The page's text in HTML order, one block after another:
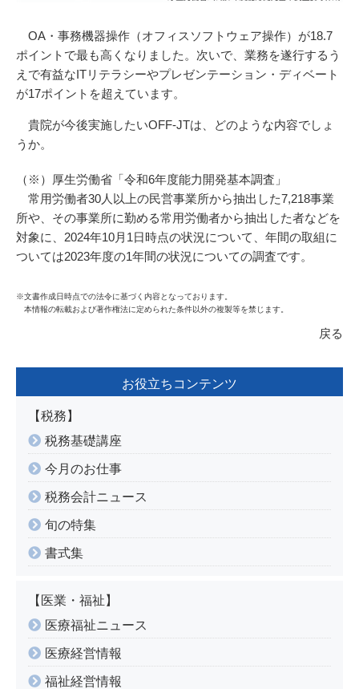
OA・事務機器操作（オフィスソフトウェア操作）が18.7
ポイントで最も高くなりました。次いで、業務を遂行するう
えで有益なITリテラシーやプレゼンテーション・ディベート
が17ポイントを超えています。
貴院が今後実施したいOFF-JTは、どのような内容でしょ
うか。
（※）厚生労働省「令和6年度能力開発基本調査 」
常用労働者30人以上の民営事業所から抽出した7,218事業
所や、その事業所に勤める常用労働者から抽出した者などを
対象に、2024年10月1日時点の状況について、年間の取組に
ついては2023年度の1年間の状況についての調査です。
※文書作成日時点での法令に基づく内容となっております。
本情報の転載および著作権法に定められた条件以外の複製等を禁じます。
戻る
お役立ちコンテンツ
【税務】
税務基礎講座
今月のお仕事
税務会計ニュース
旬の特集
書式集
【医業・福祉】
医療福祉ニュース
医療経営情報
福祉経営情報